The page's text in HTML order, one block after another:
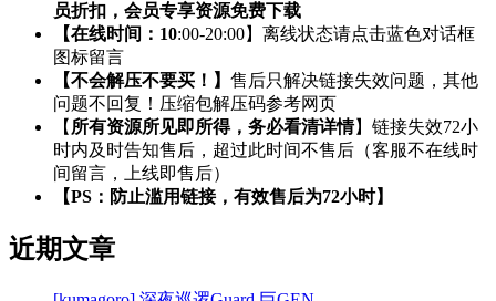
员折扣，会员专享资源免费下载
【在线时间：10:00-20:00】离线状态请点击蓝色对话框
图标留言
【不会解压不要买！】 售后只解决链接失效问题，其他
问题不回复！压缩包解压码参考网页
【 所有资源所见即所得，务必看清详情】链接失效72小
时内及时告知售后，超过此时间不售后（客服不在线时
间留言，上线即售后）
【PS：防止滥用链接，有效售后为72小时】
近期文章